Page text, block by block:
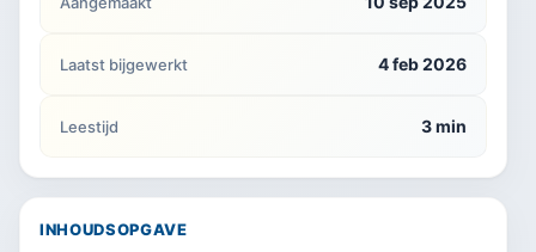
Laatst bijgewerkt 4 feb 2026
Leestijd 3 min
INHOUDSOPGAVE